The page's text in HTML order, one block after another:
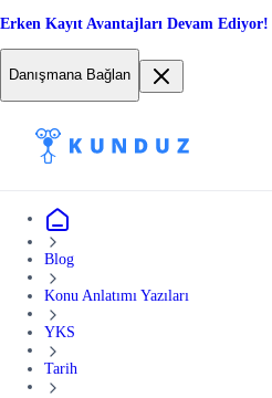
Erken Kayıt Avantajları Devam Ediyor!
Danışmana Bağlan
Blog
Konu Anlatımı Yazıları
YKS
Tarih